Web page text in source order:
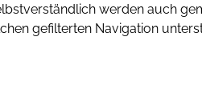
werden auch
gefilterten Navigation